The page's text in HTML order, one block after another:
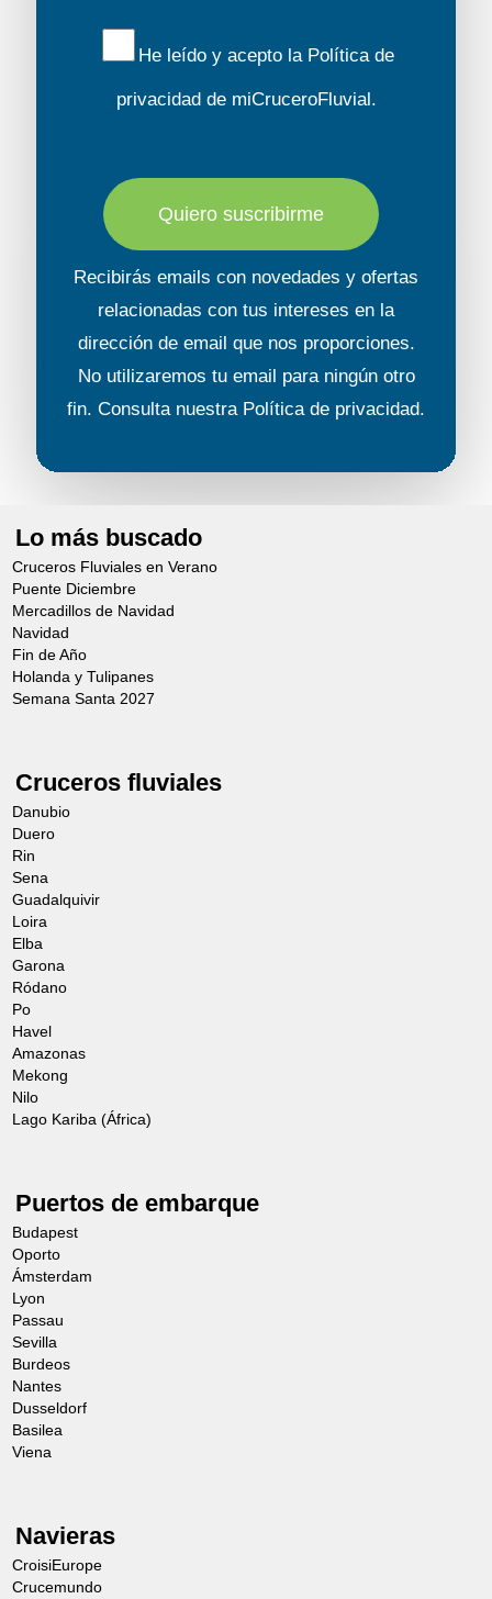
He leído y acepto la Política de
privacidad de miCruceroFluvial.
Quiero suscribirme
Recibirás emails con novedades y ofertas
relacionadas con tus intereses en la
dirección de email que nos proporciones.
No utilizaremos tu email para ningún otro
fin. Consulta nuestra Política de privacidad.
Lo más buscado
Cruceros Fluviales en Verano
Puente Diciembre
Mercadillos de Navidad
Navidad
Fin de Año
Holanda y Tulipanes
Semana Santa 2027
Cruceros fluviales
Danubio
Duero
Rin
Sena
Guadalquivir
Loira
Elba
Garona
Ródano
Po
Havel
Amazonas
Mekong
Nilo
Lago Kariba (África)
Puertos de embarque
Budapest
Oporto
Ámsterdam
Lyon
Passau
Sevilla
Burdeos
Nantes
Dusseldorf
Basilea
Viena
Navieras
CroisiEurope
Crucemundo